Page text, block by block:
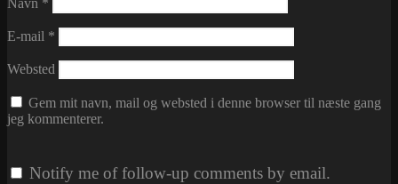
Navn *
E-mail *
Websted
Gem mit navn, mail og websted i denne browser til næste gang
jeg kommenterer.
Notify me of follow-up comments by email.